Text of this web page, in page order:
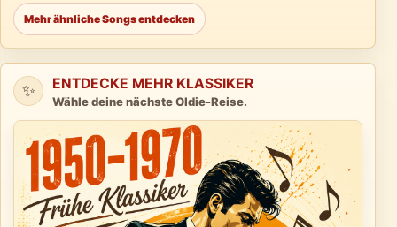
Mehr ähnliche Songs entdecken
✨ ENTDECKE MEHR KLASSIKER
Wähle deine nächste Oldie-Reise.